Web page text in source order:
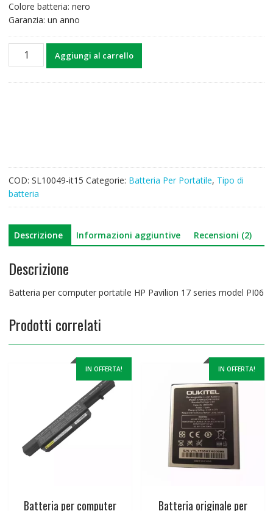
Colore batteria: nero
Garanzia: un anno
Batteria
PI06
quantità
Aggiungi al carrello
COD: SL10049-it15 Categorie: Batteria Per Portatile, Tipo di
batteria
Descrizione Informazioni aggiuntive Recensioni (2)
Descrizione
Batteria per computer portatile HP Pavilion 17 series model PI06
Prodotti correlati
IN OFFERTA!
Batteria per computer
IN OFFERTA!
Batteria originale per